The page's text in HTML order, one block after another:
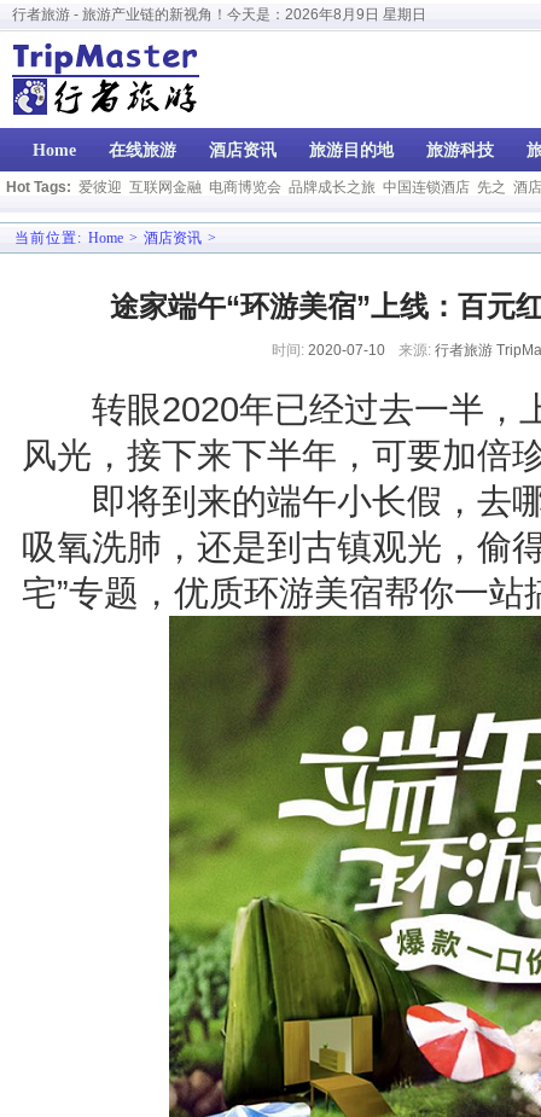
行者旅游 - 旅游产业链的新视角！今天是： 2026年8月9日 星期日
Home 在线旅游 酒店资讯 旅游目的地 旅游科技
Hot Tags: 爱彼迎 互联网金融 电商博览会 品牌成长之旅 中国连锁酒店 先之 酒
当前位置: Home > 酒店资讯 >
途家端午“环游美宿”上线：百元
时间: 2020-07-10 来源: 行者旅游
转眼2020年已经过去一半，
风光，接下来下半年，可要加倍
即将到来的端午小长假，去哪
吸氧洗肺，还是到古镇观光，偷
宅”专题，优质环游美宿帮你一站